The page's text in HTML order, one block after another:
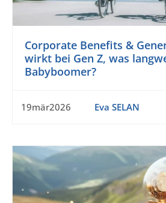
Corporate Benefits &
wirkt bei Gen Z, was
Babyboomer?
19mär2026 Eva SELAN